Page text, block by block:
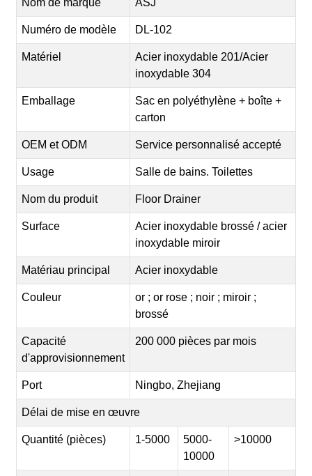
Nom de marque ASJ
Numéro de modèle DL-102
Matériel
Acier inoxydable 201/Acier
inoxydable 304
Emballage
Sac en polyéthylène + boîte +
carton
OEM et ODM Service personnalisé accepté
Usage Salle de bains. Toilettes
Nom du produit Floor Drainer
Surface
Acier inoxydable brossé / acier
inoxydable miroir
Matériau principal Acier inoxydable
Couleur
or ; or rose ; noir ; miroir ;
brossé
Capacité
d'approvisionnement
200 000 pièces par mois
Port Ningbo, Zhejiang
Délai de mise en œuvre
Quantité (pièces) 1-5000
5000-
10000
>10000